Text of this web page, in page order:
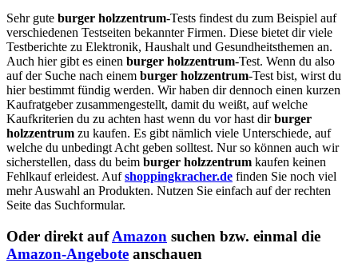
Sehr gute burger holzzentrum-Tests findest du zum Beispiel auf
verschiedenen Testseiten bekannter Firmen. Diese bietet dir viele
Testberichte zu Elektronik, Haushalt und Gesundheitsthemen an.
Auch hier gibt es einen burger holzzentrum-Test. Wenn du also
auf der Suche nach einem burger holzzentrum-Test bist, wirst du
hier bestimmt fündig werden. Wir haben dir dennoch einen kurzen
Kaufratgeber zusammengestellt, damit du weißt, auf welche
Kaufkriterien du zu achten hast wenn du vor hast dirburger
holzzentrum zu kaufen. Es gibt nämlich viele Unterschiede, auf
welche du unbedingt Acht geben solltest. Nur so können auch wir
sicherstellen, dass du beim burger holzzentrum kaufen keinen
Fehlkauf erleidest. Aufshoppingkracher.de finden Sie noch viel
mehr Auswahl an Produkten. Nutzen Sie einfach auf der rechten
Seite das Suchformular.
Oder direkt aufAmazon suchen bzw. einmal die
Amazon-Angebote anschauen